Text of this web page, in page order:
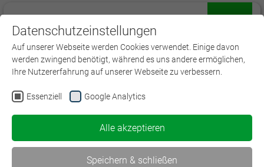
< KVF-Guide: Fragen zum neuen…
Weltweite Zahlen: Das… >
Datenschutzeinstellungen
Auf unserer Webseite werden Cookies verwendet. Einige davon
werden zwingend benötigt, während es uns andere ermöglichen,
Ihre Nutzererfahrung auf unserer Webseite zu verbessern.
Essenziell Google Analytics
Alle akzeptieren
Speichern & schließen